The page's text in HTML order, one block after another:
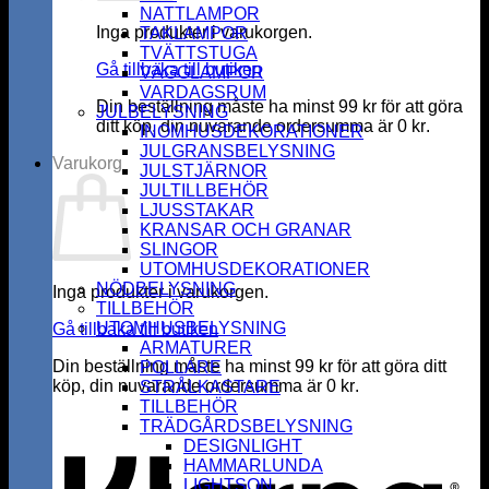
Inga produkter i varukorgen.
Gå tillbaka till butiken
Din beställning måste ha minst99 kr för att göra
ditt köp, din nuvarande ordersumma är 0 kr.
Varukorg
Inga produkter i varukorgen.
Gå tillbaka till butiken
Din beställning måste ha minst99 kr för att göra ditt
köp, din nuvarande ordersumma är 0 kr.
NATTLAMPOR
TAKLAMPOR
TVÄTTSTUGA
VÄGGLAMPOR
VARDAGSRUM
JULBELYSNING
INOMHUSDEKORATIONER
JULGRANSBELYSNING
JULSTJÄRNOR
JULTILLBEHÖR
LJUSSTAKAR
KRANSAR OCH GRANAR
SLINGOR
UTOMHUSDEKORATIONER
NÖDBELYSNING
TILLBEHÖR
UTOMHUSBELYSNING
ARMATURER
POLLARE
STRÅLKASTARE
TILLBEHÖR
TRÄDGÅRDSBELYSNING
DESIGNLIGHT
HAMMARLUNDA
LIGHTSON